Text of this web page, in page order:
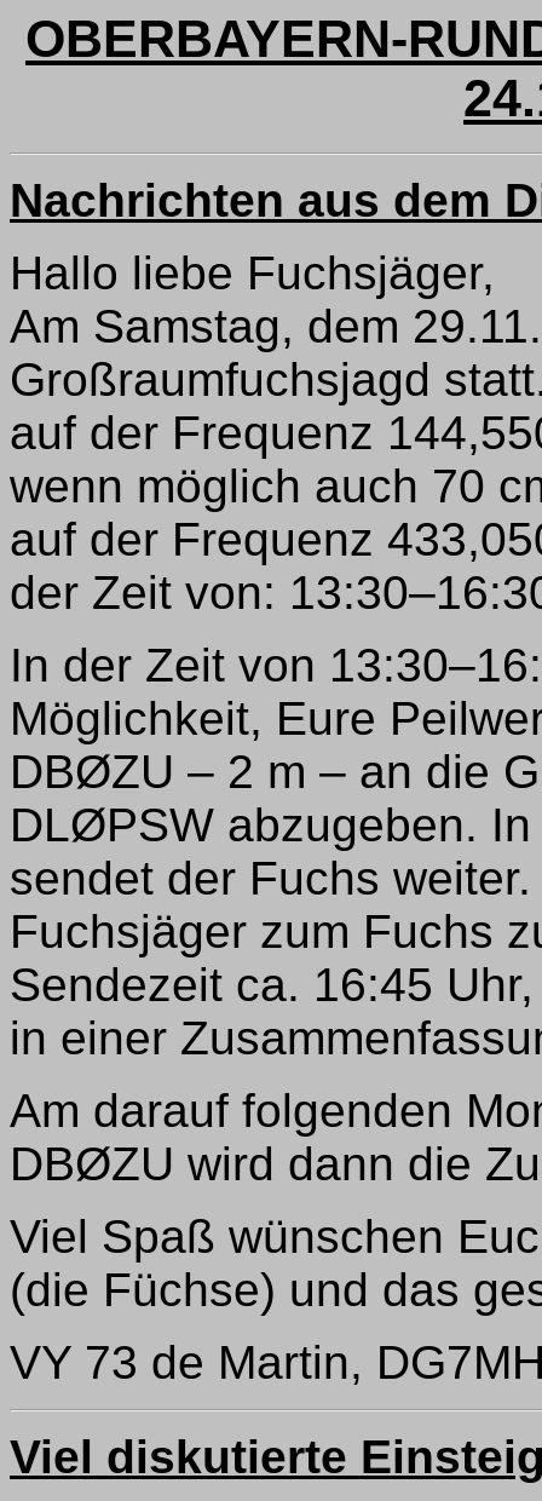
OBERBAYERN-
Nachrichten aus dem
Hallo liebe Fuchsjäger,
Am Samstag, dem
Großraumfuchsjagd
auf der Frequenz
wenn möglich auch 70
auf der Frequenz
der Zeit von:
In der Zeit von
Möglichkeit, Eure
DBØZU – 2 m – an die
DLØPSW abzugeben.
sendet der Fuchs
Fuchsjäger zum Fuchs
Sendezeit ca. 16:45
in einer
Am darauf folgenden
DBØZU wird dann die
Viel Spaß wünschen
(die Füchse) und das
VY 73 de Martin,
Viel diskutierte